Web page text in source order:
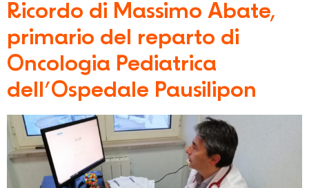
Ricordo di Massimo Abate,
primario del reparto di
Oncologia Pediatrica
dell’Ospedale Pausilipon